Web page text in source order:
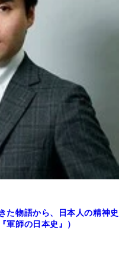
た物語から、日本人の精神史
軍師の日本史』）